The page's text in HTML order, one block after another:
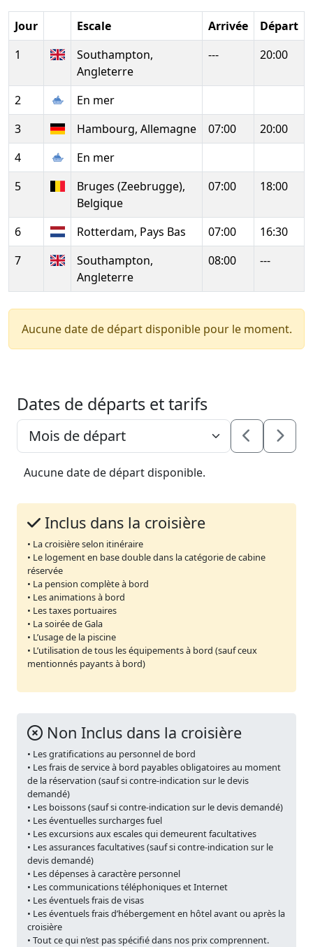
Jour Escale Arrivée
Départ
1
Southampton,
Angleterre
--- 20:00
2
En mer
3
Hambourg, Allemagne 07:00
20:00
4
En mer
5
Bruges (Zeebrugge),
Belgique
07:00 18:00
6 Rotterdam, Pays Bas 07:00
16:30
7
Southampton,
Angleterre
08:00 ---
Aucune date de départ disponible pour le moment.
Dates de départs et tarifs
Aucune date de départ disponible.
Inclus dans la croisière
• La croisière selon itinéraire
• Le logement en base double dans la catégorie de cabine
réservée
• La pension complète à bord
• Les animations à bord
• Les taxes portuaires
• La soirée de Gala
• L’usage de la piscine
• L’utilisation de tous les équipements à bord (sauf ceux
mentionnés payants à bord)
Non Inclus dans la croisière
• Les gratifications au personnel de bord
• Les frais de service à bord payables obligatoires au moment
de la réservation (sauf si contre-indication sur le devis
demandé)
• Les boissons (sauf si contre-indication sur le devis demandé)
• Les éventuelles surcharges fuel
• Les excursions aux escales qui demeurent facultatives
• Les assurances facultatives (sauf si contre-indication sur le
devis demandé)
• Les dépenses à caractère personnel
• Les communications téléphoniques et Internet
• Les éventuels frais de visas
• Les éventuels frais d’hébergement en hôtel avant ou après la
croisière
• Tout ce qui n’est pas spécifié dans nos prix comprennent.